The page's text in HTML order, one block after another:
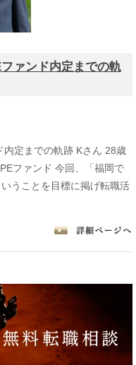
ァンド内定までの軌
定までの軌跡 Kさん 28歳
ファンド 今回、「福岡で
うことを目標に掲げ転職活